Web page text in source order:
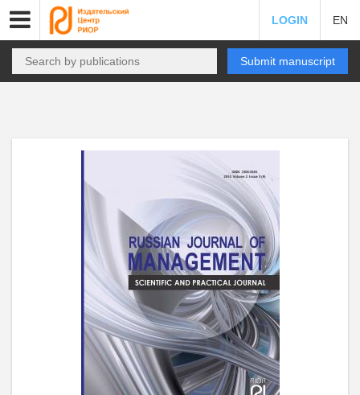
LOGIN EN
Submit manuscript